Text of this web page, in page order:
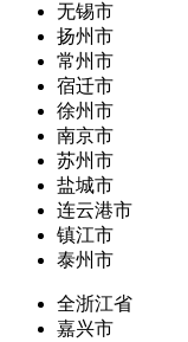
无锡市
扬州市
常州市
宿迁市
徐州市
南京市
苏州市
盐城市
连云港市
镇江市
泰州市
全浙江省
嘉兴市